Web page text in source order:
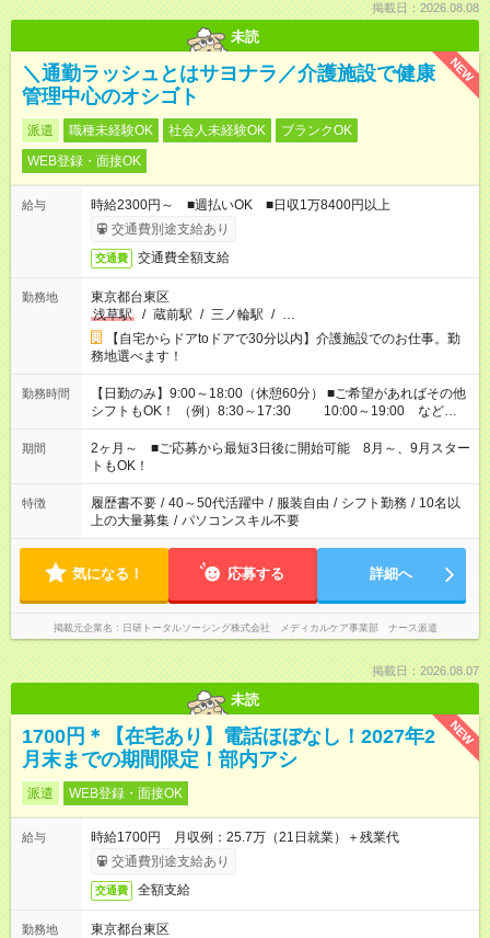
掲載日：2026.08.08
未読
NEW
＼通勤ラッシュとはサヨナラ／介護施設で健康
管理中心のオシゴト
派遣 職種未経験OK 社会人未経験OK
ブランクOK
WEB登録・面接OK
給与
時給2300円～ ■週払いOK ■日収1万8400円以上
交通費別途支給あり
交通費 交通費全額支給
勤務地
東京都台東区
浅草駅
/ 蔵前駅 / 三ノ輪駅 / …
【自宅からドアtoドアで30分以内】介護施設でのお仕事。勤
務地選べます！
勤務時間
【日勤のみ】9:00～18:00（休憩60分） ■ご希望があればその他
シフトもOK！ （例）8:30～17:30 10:00～19:00 など
「家族とお休みを合わせたい」 「余裕を持って夕飯の準備がし
たい」 「できれば残業はしたくない」 など、ご希望があれば教
えてくださいね。 ※Wワーク希望の方へ 今ご覧のお仕事で希望
する勤務時間と、もう1つのお仕事の勤務時間。 合計で週40時
間を超える場合は応募できません
期間
2ヶ月～ ■ご応募から最短3日後に開始可能 8月～、9月スター
トもOK！
特徴 履歴書不要 / 40～50代活躍中 / 服装自由 / シフト勤務 / 10名以
上の大量募集 / パソコンスキル不要
気になる！ 応募する 詳細へ
掲載元企業名 日研トータルソーシング株式会社 メディカルケア事業部 ナース派遣
掲載日：2026.08.07
未読
NEW
1700円＊【在宅あり】電話ほぼなし！2027年2
月末までの期間限定！部内アシ
派遣 WEB登録・面接OK
給与
時給1700円 月収例：25.7万（21日就業）＋残業代
交通費別途支給あり
交通費 全額支給
勤務地
東京都台東区